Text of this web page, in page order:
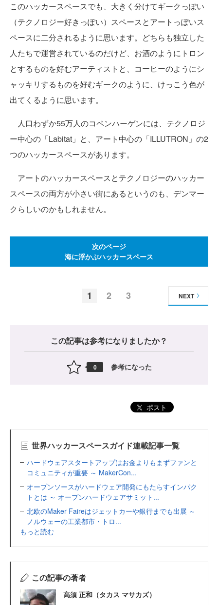
このハッカースペースでも、大きく分けてギークっぽい
（テクノロジー好きっぽい）スペースとアートっぽいス
ペースに二分されるように思います。どちらも独立した
人たちで運営されているのだけど、お酒のようにトロン
とするものを好むアーティストと、コーヒーのようにシ
ャッキリするものを好むギークのように、けっこう色が
出てくるように思います。
人口わずか55万人のコペンハーゲンには、テクノロジ
ー中心の「Labitat」と、アート中心の「ILLUTRON」の2
つのハッカースペースがあります。
アートのハッカースペースとテクノロジーのハッカー
スペースの両方が小さい街にあるというのも、デンマー
クらしいのかもしれません。
次のページ
海に浮かぶハッカースペース
1 2 3 NEXT
この記事は参考になりましたか？
0 参考になった
ポスト
世界ハッカースペースガイド連載記事一覧
ハードウェアスタートアップはお金よりもまずファンと
コミュニティが重要 ～ MakerCon...
オープンソースがハードウェア開発にもたらすインパク
トとは ～ オープンハードウェアサミット...
北欧のMaker Faireはジェットカーや銀行までも出展 ～
ノルウェーの工業都市・トロ...
もっと読む
この記事の著者
高須 正和（タカス マサカズ）